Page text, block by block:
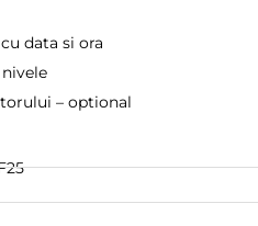
data si ora
– optional